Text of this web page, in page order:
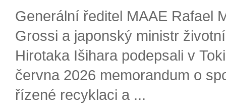
Generální ředitel MAAE Rafael
Grossi a japonský ministr
Hirotaka Išihara podepsali v
června 2026 memorandum o
řízené recyklaci a ...